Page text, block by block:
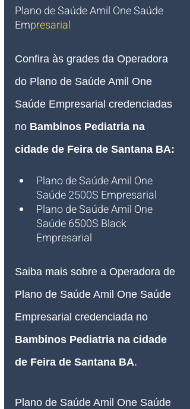
Plano de Saúde Amil One Saúde
Empresarial
Confira às grades da Operadora
do Plano de Saúde Amil One
Saúde Empresarial credenciadas
no Bambinos Pediatria na
cidade de Feira de Santana BA:
Plano de Saúde Amil One
Saúde 2500S Empresarial
Plano de Saúde Amil One
Saúde 6500S Black
Empresarial
Saiba mais sobre a Operadora de
Plano de Saúde Amil One Saúde
Empresarial credenciada no
Bambinos Pediatria na cidade
de Feira de Santana BA.
Plano de Saúde Amil One Saúde